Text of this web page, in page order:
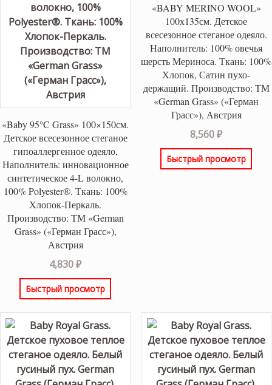
«Baby 95°C Grass» 100×150см.
Детское всесезонное стеганое
гипоаллергенное одеяло,
Наполнитель: инновационное
синтетическое 4-L волокно,
100% Polyester®. Ткань: 100%
Хлопок-Перкаль.
Производство: ТМ «German
Grass» («Герман Грасс»),
Австрия
4,830₽
Быстрый просмотр
«BABY MERINO WOOL»
100х135см. Детское
всесезонное стеганое одеяло.
Наполнитель: 100% овечья
шерсть Мериноса. Ткань: 100%
Хлопок, Сатин пухо-
держащий. Производство: ТМ
«German Grass» («Герман
Грасс»), Австрия
8,560₽
Быстрый просмотр